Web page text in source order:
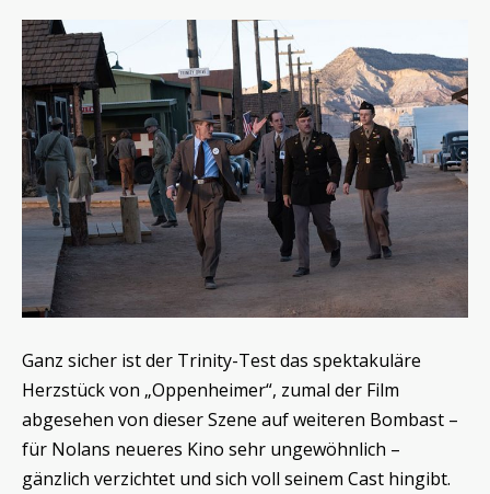
Ganz sicher ist der Trinity-Test das spektakuläre
Herzstück von „Oppenheimer“, zumal der Film
abgesehen von dieser Szene auf weiteren Bombast –
für Nolans neueres Kino sehr ungewöhnlich –
gänzlich verzichtet und sich voll seinem Cast hingibt.